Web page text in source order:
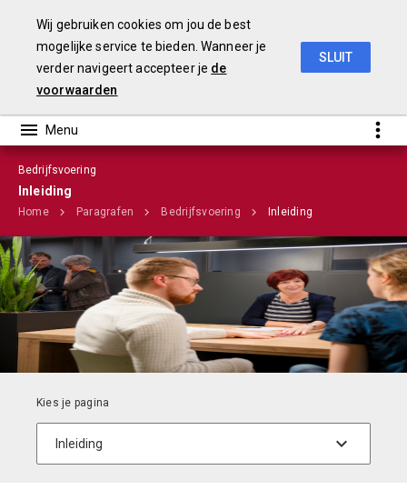
Bedrijfsvoering
Inleiding
Home Paragrafen Bedrijfsvoering Inleiding
Wij gebruiken cookies om jou de best
mogelijke service te bieden. Wanneer je
verder navigeert accepteer je de
voorwaarden
SLUIT